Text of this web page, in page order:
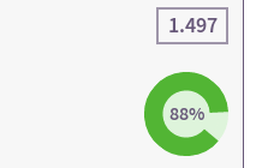
88%
1.497